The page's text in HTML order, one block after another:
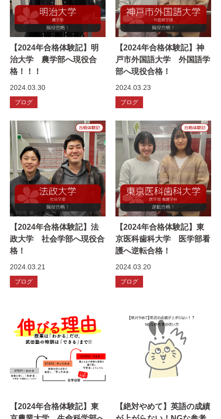
【2024年合格体験記】明
治大学 農学部へ現役合
格！！！
2024.03.30
ブログ
【2024年合格体験記】神
戸市外国語大学 外国語学
部へ現役合格！
2024.03.23
ブログ
【2024年合格体験記】法
政大学 社会学部へ現役合
格！
2024.03.21
ブログ
【2024年合格体験記】東
京医科歯科大学 医学部看
護へ逆転合格！
2024.03.20
ブログ
【2024年合格体験記】東
【絶対やめて】英語の成績